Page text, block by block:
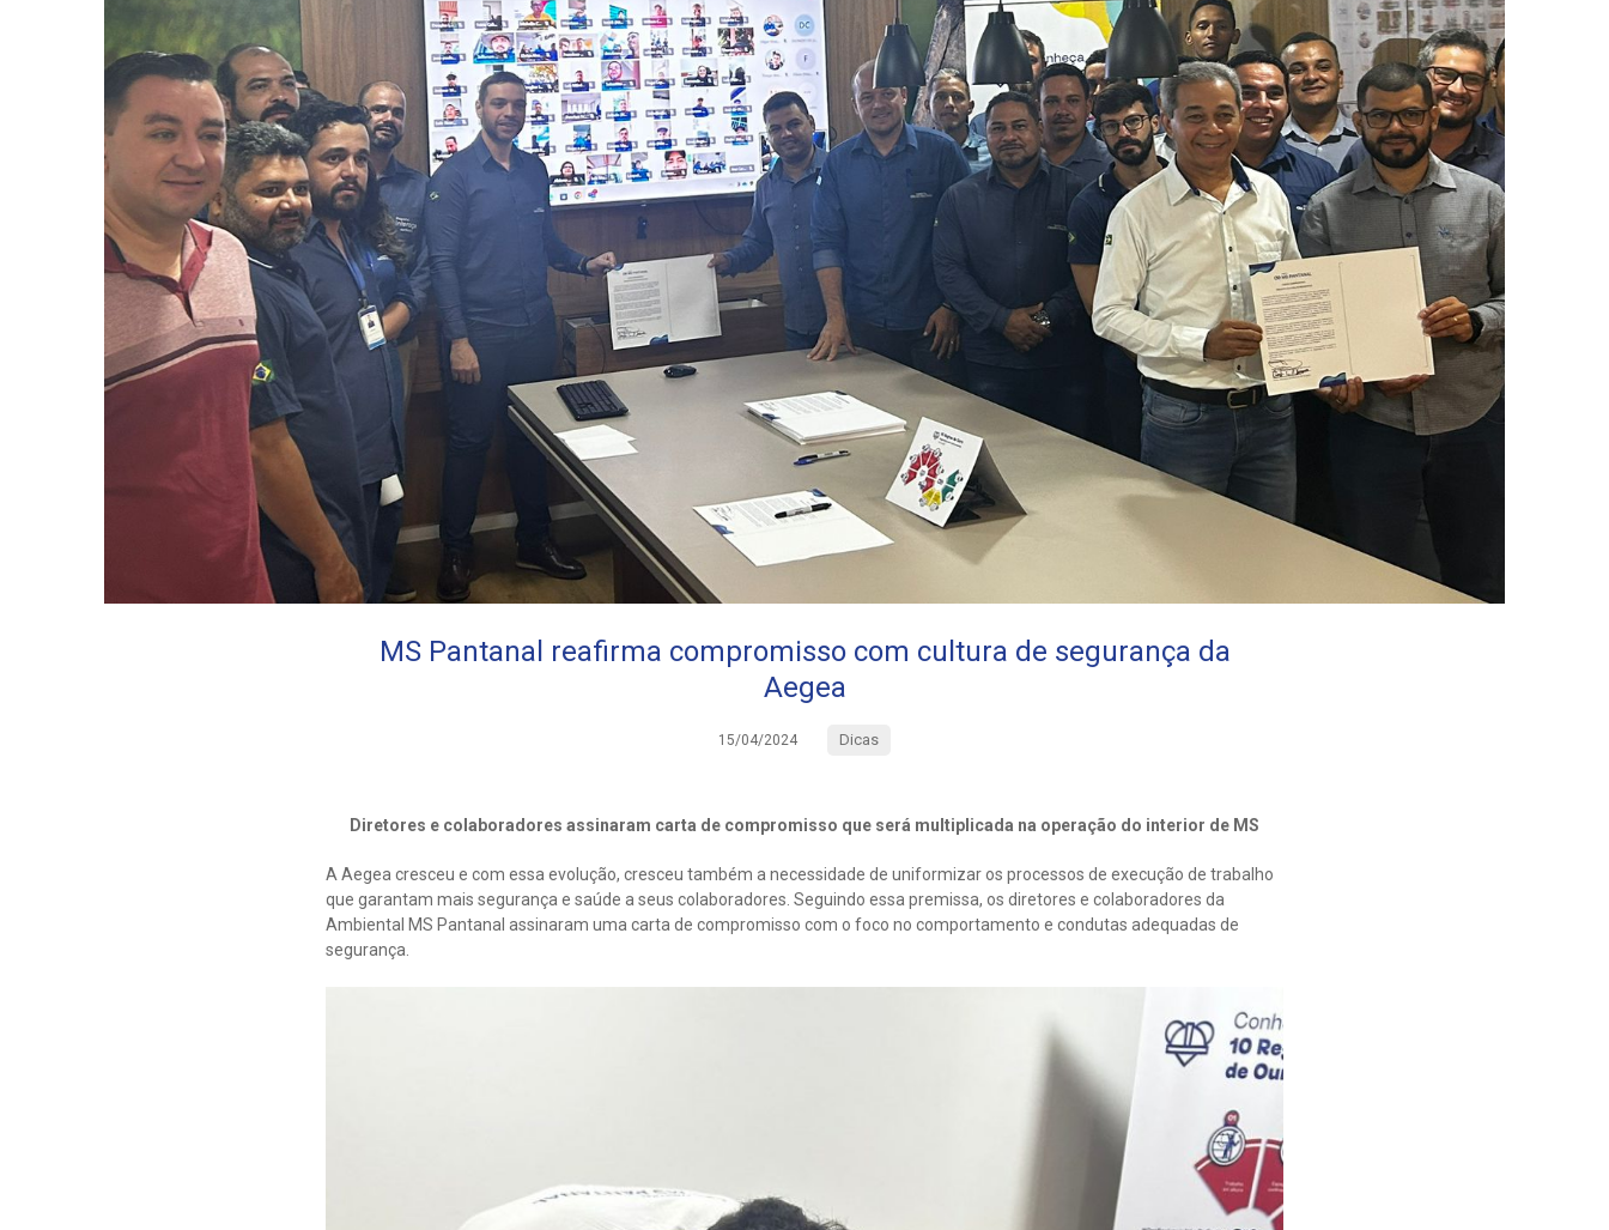
MS Pantanal reafirma compromisso com cultura de segurança da
Aegea
15/04/2024 Dicas
Diretores e colaboradores assinaram carta de compromisso que será multiplicada na operação do interior de MS
A Aegea cresceu e com essa evolução, cresceu também a necessidade de uniformizar os processos de execução de trabalho
que garantam mais segurança e saúde a seus colaboradores. Seguindo essa premissa, os diretores e colaboradores da
Ambiental MS Pantanal assinaram uma carta de compromisso com o foco no comportamento e condutas adequadas de
segurança.